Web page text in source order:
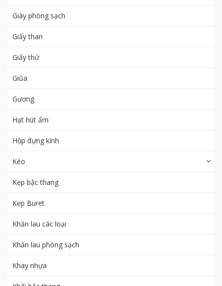
Giày phòng sạch
Giấy than
Giấy thử
Giũa
Gương
Hạt hút ẩm
Hộp đựng kính
Kéo
Kẹp bậc thang
Kẹp Buret
Khăn lau các loại
Khăn lau phòng sạch
Khay nhựa